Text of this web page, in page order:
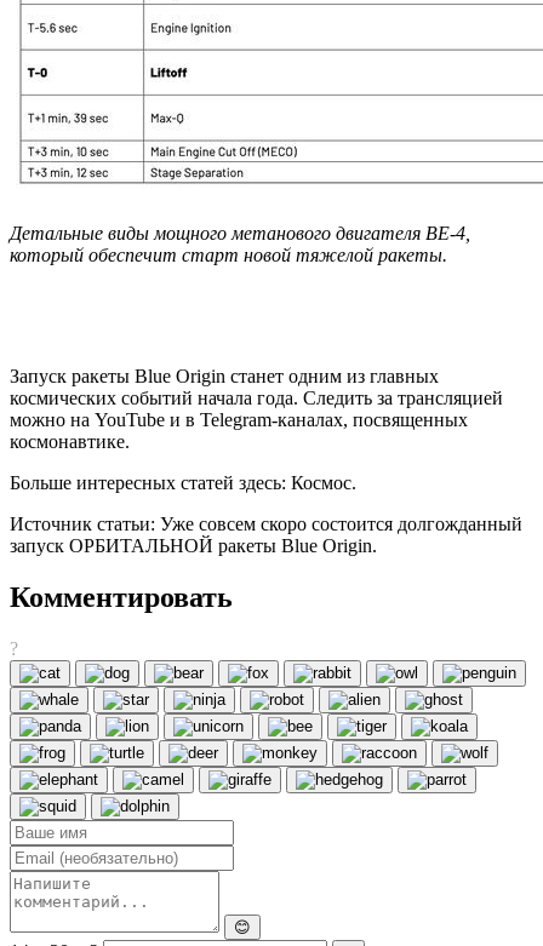
Детальные виды мощного метанового двигателя BE-4,
который обеспечит старт новой тяжелой ракеты.
Запуск ракеты Blue Origin станет одним из главных
космических событий начала года. Следить за трансляцией
можно на YouTube и в Telegram-каналах, посвященных
космонавтике.
Больше интересных статей здесь: Космос.
Источник статьи: Уже совсем скоро состоится долгожданный
запуск ОРБИТАЛЬНОЙ ракеты Blue Origin.
Комментировать
?
😊